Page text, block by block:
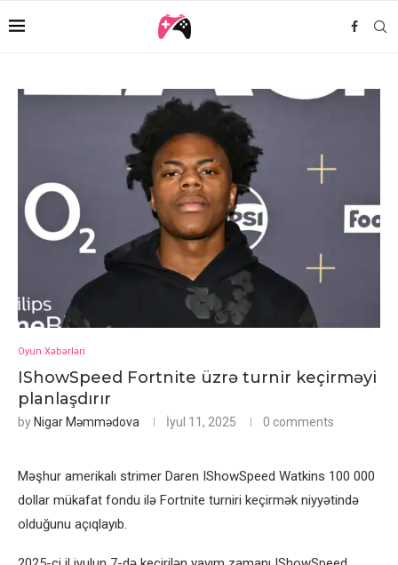
Oyun Xəbərləri
IShowSpeed Fortnite üzrə turnir keçirməyi
planlaşdırır
byNigar Məmmədova İyul 11, 2025 0 comments
Məşhur amerikalı strimer Daren IShowSpeed Watkins 100 000
dollar mükafat fondu ilə Fortnite turniri keçirmək niyyətində
olduğunu açıqlayıb.